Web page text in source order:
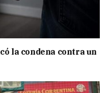
la condena contra un